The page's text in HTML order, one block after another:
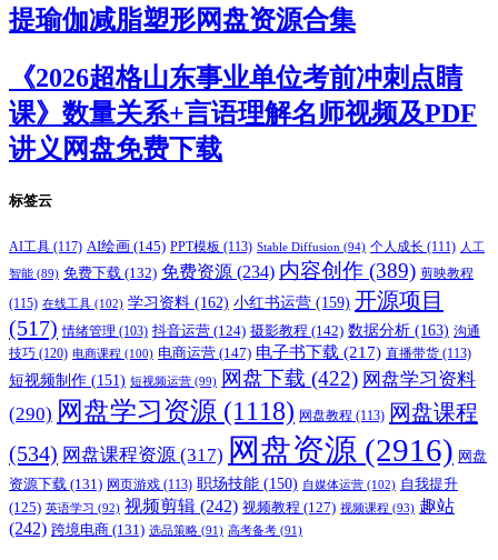
提瑜伽减脂塑形网盘资源合集
《2026超格山东事业单位考前冲刺点睛
课》数量关系+言语理解名师视频及PDF
讲义网盘免费下载
标签云
AI工具 (117) AI绘画 (145) PPT模板 (113) Stable Diffusion (94) 个人成长 (111) 人工
智能 (89) 免费下载 (132) 免费资源 (234) 内容创作 (389) 剪映教程
(115) 在线工具 (102) 学习资料 (162) 小红书运营 (159) 开源项目
(517) 情绪管理 (103) 抖音运营 (124) 摄影教程 (142) 数据分析 (163) 沟通
技巧 (120) 电商课程 (100) 电商运营 (147) 电子书下载 (217) 直播带货 (113)
短视频制作 (151) 短视频运营 (99) 网盘下载 (422) 网盘学习资料
(290) 网盘学习资源 (1118) 网盘教程 (113) 网盘课程
(534) 网盘课程资源 (317) 网盘资源 (2916) 网盘
资源下载 (131) 网页游戏 (113) 职场技能 (150) 自媒体运营 (102) 自我提升
(125) 英语学习 (92) 视频剪辑 (242) 视频教程 (127) 视频课程 (93) 趣站
(242) 跨境电商 (131) 选品策略 (91) 高考备考 (91)